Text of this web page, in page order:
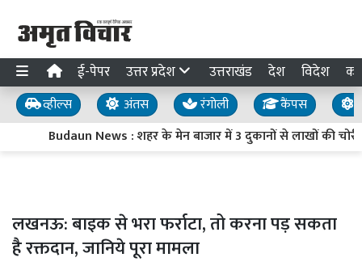
ई-पेपर उत्तर प्रदेश उत्तराखंड देश विदेश
व्हील्स अंतस रंगोली कैंपस
Budaun News : शहर के मेन बाजार में 3 दुकानों से लाखों की
लखनऊ: बाइक से भरा फर्राटा, तो करना पड़ सकता
है रक्तदान, जानिये पूरा मामला